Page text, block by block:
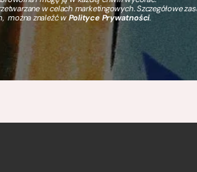
w celach marketingowych. Szczegółowe
można znaleźć wPolityce Prywatności.